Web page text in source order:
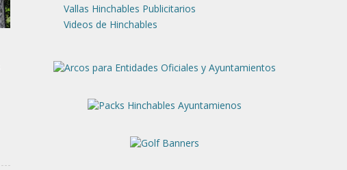
Vallas Hinchables Publicitarios
Videos de Hinchables